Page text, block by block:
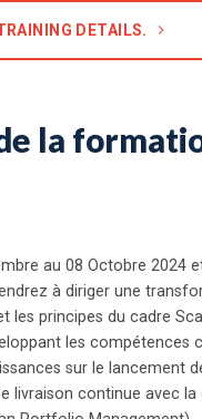
DETAILS.
la
au 08 Octobre 2024
à diriger une
les principes du cadre
les compétences
sur le lancement
livraison continue avec